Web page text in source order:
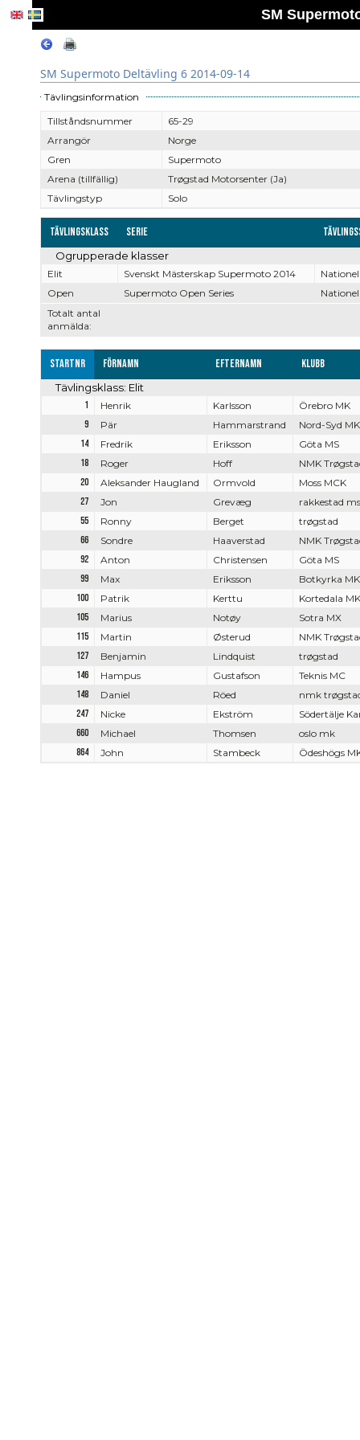
SM
SM Supermoto Deltävling 6 2014-09-14
Tävlingsinformation
Tillståndsnummer
65-29
Arrangör
Norge
Gren
Supermoto
Arena (tillfällig)
Trøgstad Motorsenter (Ja)
Tävlingstyp
Solo
Tävlingsklass Serie
Totalt antal
anmälda:
Ogrupperade klasser
Elit Svenskt Mästerskap Supermoto 2014
Open
Supermoto Open Series
Startnr Förnamn Efternamn Klubb
Tävlingsklass: Elit
1 Henrik Karlsson
Örebro MK
9
Pär Hammarstrand
Nord-Syd MK
14
Fredrik Eriksson
Göta MS
18
Roger Hoff
NMK
20
Aleksander Haugland Ormvold
Moss MCK
27
Jon Grevæg
rakkestad
55
Ronny Berget
trøgstad
66
Sondre Haaverstad
NMK
92
Anton Christensen
Göta MS
99
Max Eriksson
Botkyrka MK
100
Patrik Kerttu
Kortedala MK
105
Marius Notøy
Sotra MX
115
Martin Østerud
NMK
127
Benjamin Lindquist
trøgstad
146
Hampus Gustafson
Teknis MC
148
Daniel Röed
nmk
247
Nicke Ekström
Södertälje
660
Michael Thomsen
oslo mk
864
John Stambeck Ödeshögs